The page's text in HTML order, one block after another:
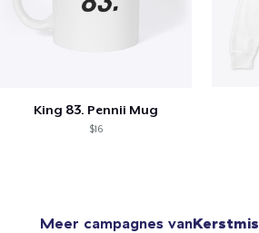
King 83. Pennii Mug
$16
Meer campagnes vanKerstmis